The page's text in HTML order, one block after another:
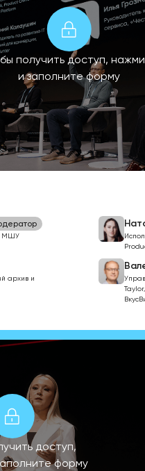
получить доступ,
и заполните форму
МШУ
архив и
доступ,
форму